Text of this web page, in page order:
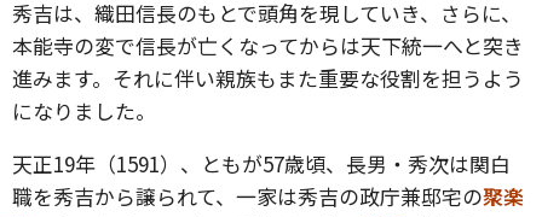
秀吉は、織田信長のもとで頭角を現していき、さらに、
本能寺の変で信長が亡くなってからは天下統一へと突き
進みます。それに伴い親族もまた重要な役割を担うよう
になりました。
天正19年（1591）、ともが57歳頃、長男・秀次は関白
職を秀吉から譲られて、一家は秀吉の政庁兼邸宅の聚楽